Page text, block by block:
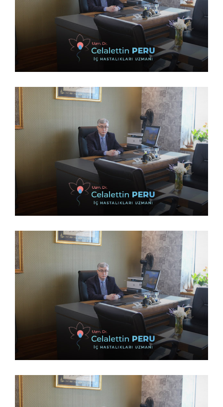
14 Şubat 2023
14 Şubat 2023
14 Şubat 2023